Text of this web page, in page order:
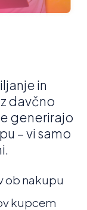
in
davčno
generirajo
– vi samo
ob nakupu
kupcem